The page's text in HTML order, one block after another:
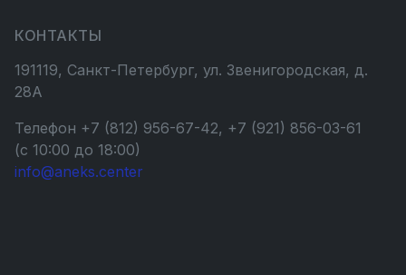
КОНТАКТЫ
191119, Санкт-Петербург, ул. Звенигородская, д.
28А
Телефон +7 (812) 956-67-42, +7 (921) 856-03-61
(с 10:00 до 18:00)
info@aneks.center